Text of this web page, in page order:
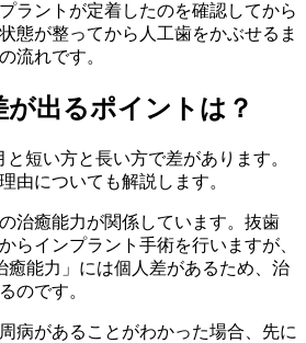
ラントが定着したのを確認してから
態が整ってから人工歯をかぶせるま
流れです。
出るポイントは？
短い方と長い方で差があります。
由についても解説します。
治癒能力が関係しています。抜歯
らインプラント手術を行いますが、
癒能力」には個人差があるため、治
のです。
病があることがわかった場合、先に